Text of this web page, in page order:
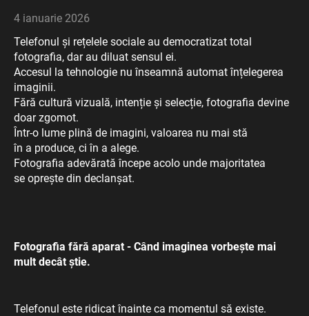
4 ianuarie 2026
Telefonul și rețelele sociale au democratizat total
fotografia, dar au diluat sensul ei.
Accesul la tehnologie nu înseamnă automat înțelegerea
imaginii.
Fără cultură vizuală, intenție și selecție, fotografia devine
doar zgomot.
Într-o lume plină de imagini, valoarea nu mai stă
în a produce, ci în a alege.
Fotografia adevărată începe acolo unde majoritatea
se oprește din declanșat.
Fotografia fără aparat - Când imaginea vorbește mai
mult decât știe.
Telefonul este ridicat înainte ca momentul să existe.